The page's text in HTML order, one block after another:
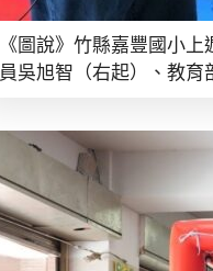
《圖說》竹縣嘉豐國小
員吳旭智（右起）、教育